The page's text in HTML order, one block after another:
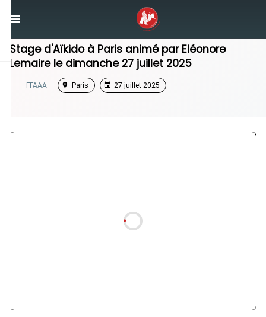
Stage Aikido
Stage d'Aïkido à Paris animé par Eléonore
Lemairele dimanche 27 juillet 2025
FFAAA Paris 27 juillet 2025